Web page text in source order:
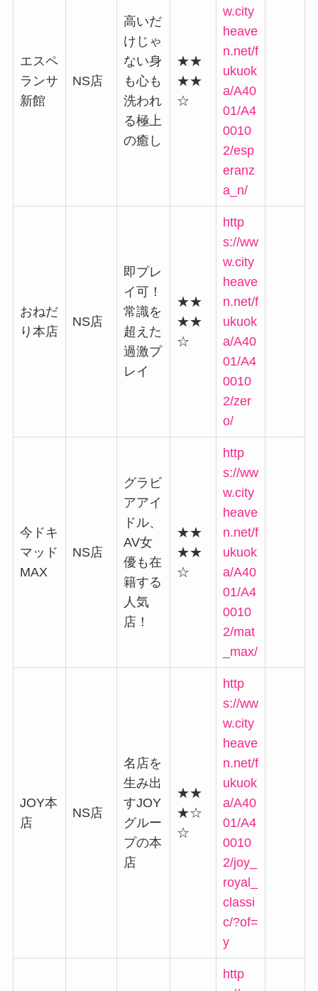
エスペ
ランサ
新館
NS店
高いだ
けじゃ
ない身
も心も
洗われ
る極上
の癒し
★★
★★
☆
w.city
heave
n.net/f
ukuok
a/A40
01/A4
0010
2/esp
eranz
a_n/
おねだ
り本店
NS店
即プレ
イ可！
常識を
超えた
過激プ
レイ
★★
★★
☆
http
s://ww
w.city
heave
n.net/f
ukuok
a/A40
01/A4
0010
2/zer
o/
今ドキ
マッド
MAX
NS店
グラビ
アアイ
ドル、
AV女
優も在
籍する
人気
店！
★★
★★
☆
http
s://ww
w.city
heave
n.net/f
ukuok
a/A40
01/A4
0010
2/mat
_max/
JOY本
店
NS店
名店を
生み出
すJOY
グルー
プの本
店
★★
★☆
☆
http
s://ww
w.city
heave
n.net/f
ukuok
a/A40
01/A4
0010
2/joy_
royal_
classi
c/?of=
y
http